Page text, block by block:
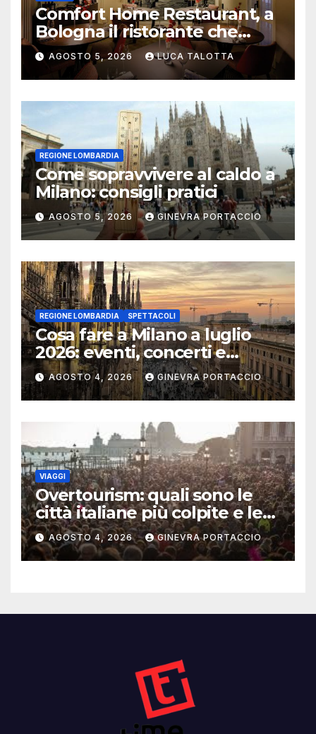
Comfort Home Restaurant, a
Bologna il ristorante che
trasforma l’ospitalità in
un’esperienza di casa
AGOSTO 5, 2026 LUCA TALOTTA
REGIONE LOMBARDIA
Come sopravvivere al caldo a
Milano: consigli pratici
AGOSTO 5, 2026 GINEVRA PORTACCIO
REGIONE LOMBARDIA SPETTACOLI
Cosa fare a Milano a luglio
2026: eventi, concerti e
mostre
AGOSTO 4, 2026 GINEVRA PORTACCIO
VIAGGI
Overtourism: quali sono le
città italiane più colpite e le
alternative da scegliere
AGOSTO 4, 2026 GINEVRA PORTACCIO